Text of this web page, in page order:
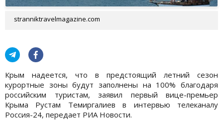
stranniktravelmagazine.com
Крым надеется, что в предстоящий летний сезон
курортные зоны будут заполнены на 100% благодаря
российским туристам, заявил первый вице-премьер
Крыма Рустам Темиргалиев в интервью телеканалу
Россия-24, передает РИА Новости.